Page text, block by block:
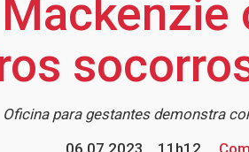
Oficina para gestantes demonstra